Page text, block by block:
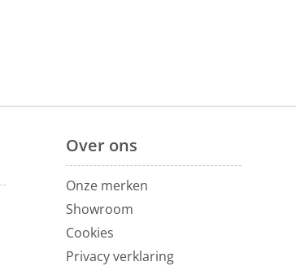
Over ons
Onze merken
Showroom
Cookies
Privacy verklaring